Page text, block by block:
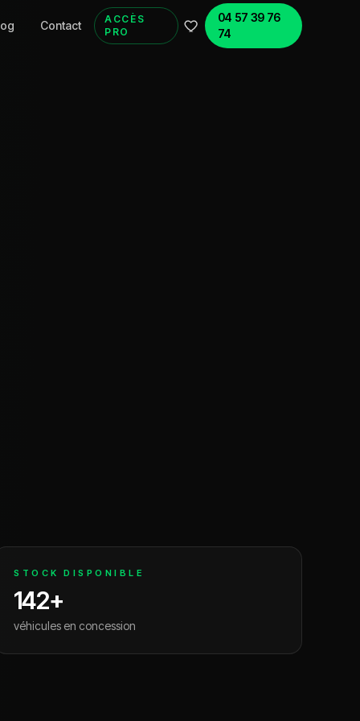
Contact
ACCÈS
PRO
04 57 39 76
74
STOCK DISPONIBLE
142+
véhicules en concession